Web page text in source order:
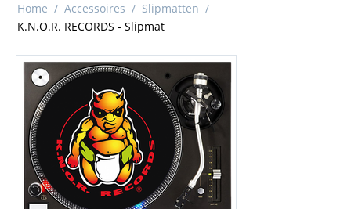
Home / Accessoires / Slipmatten /
K.N.O.R. RECORDS - Slipmat